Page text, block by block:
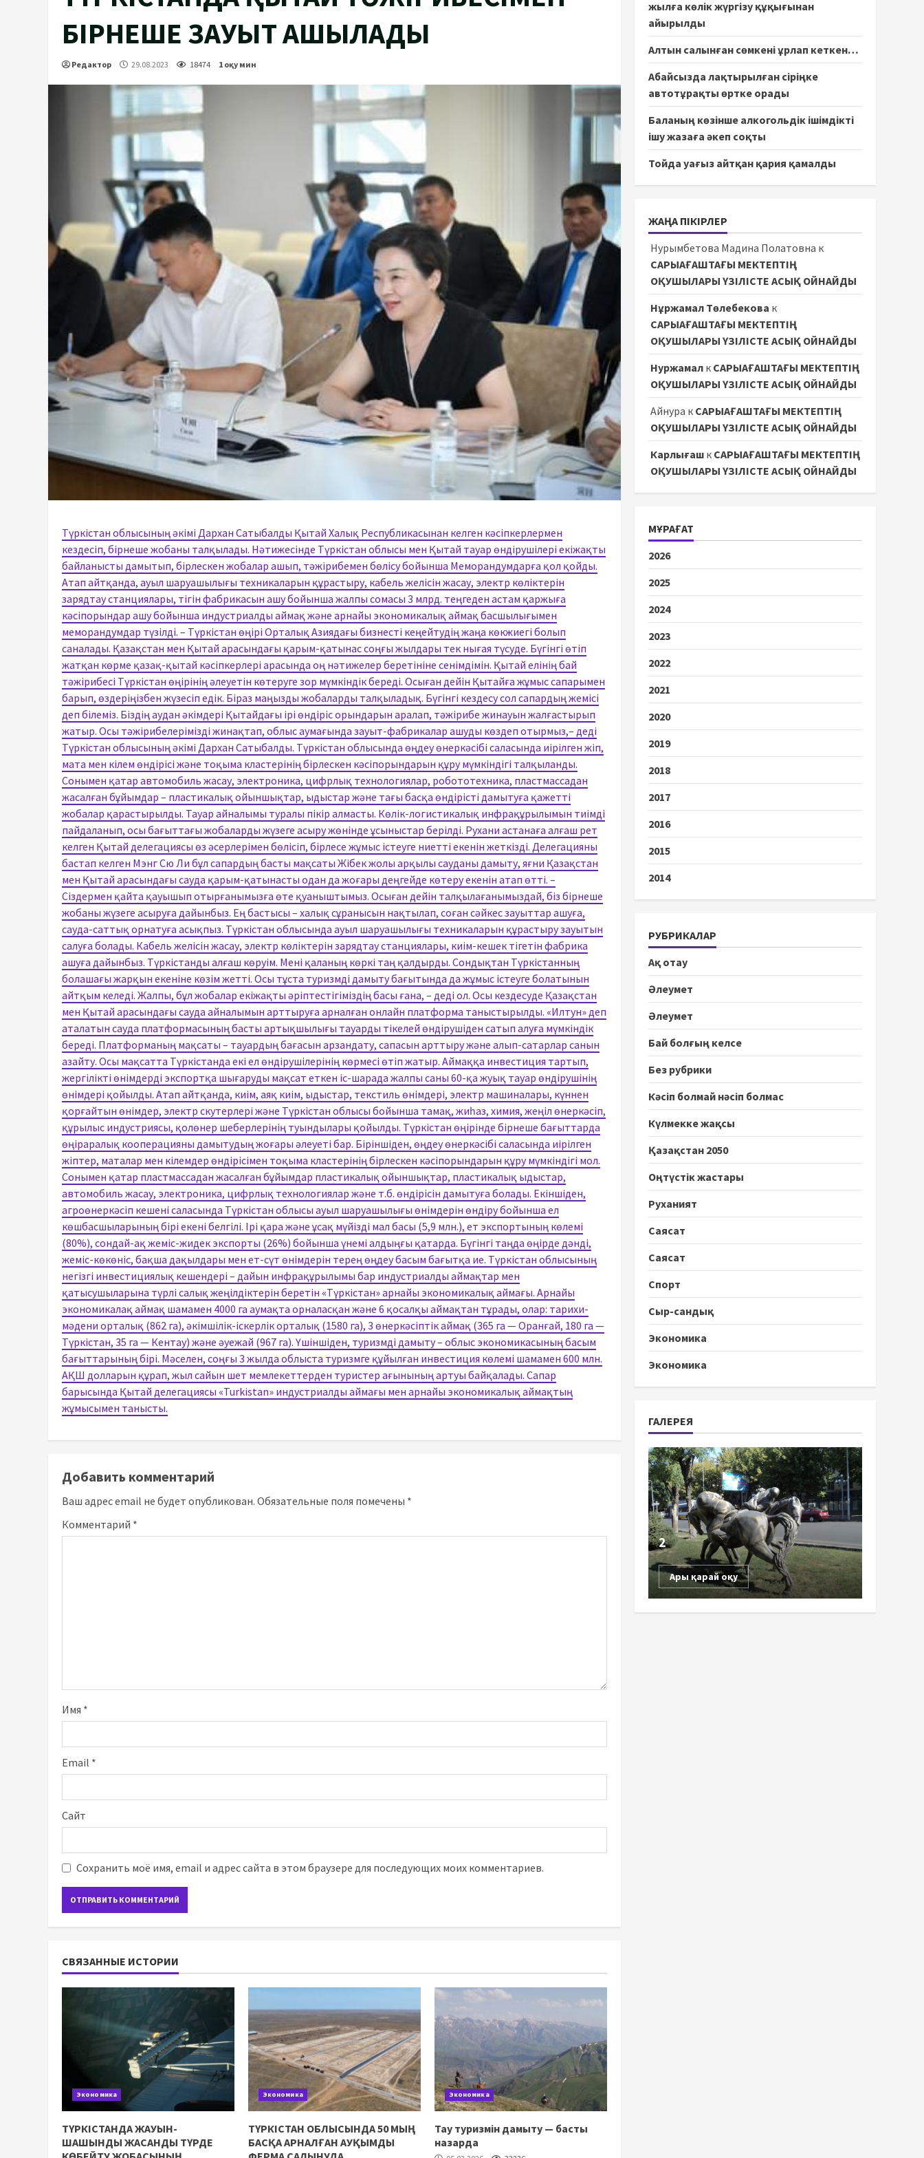
БІРНЕШЕ ЗАУЫТ АШЫЛАДЫ
Редактор 29.08.2023 18474 1 оқу мин
Түркістан облысының әкімі Дархан Сатыбалды Қытай Халық Республикасынан келген кәсіпкерлермен
кездесіп, бірнеше жобаны талқылады. Нәтижесінде Түркістан облысы мен Қытай тауар өндірушілері екіжақты
байланысты дамытып, бірлескен жобалар ашып, тәжірибемен бөлісу бойынша Меморандумдарға қол қойды.
Атап айтқанда, ауыл шаруашылығы техникаларын құрастыру, кабель желісін жасау, электр көліктерін
зарядтау станциялары, тігін фабрикасын ашу бойынша жалпы сомасы 3 млрд. теңгеден астам қаржыға
кәсіпорындар ашу бойынша индустриалды аймақ және арнайы экономикалық аймақ басшылығымен
меморандумдар түзілді. – Түркістан өңірі Орталық Азиядағы бизнесті кеңейтудің жаңа көкжиегі болып
саналады. Қазақстан мен Қытай арасындағы қарым-қатынас соңғы жылдары тек нығая түсуде. Бүгінгі өтіп
жатқан көрме қазақ-қытай кәсіпкерлері арасында оң нәтижелер беретініне сенімдімін. Қытай елінің бай
тәжірибесі Түркістан өңірінің әлеуетін көтеруге зор мүмкіндік береді. Осыған дейін Қытайға жұмыс сапарымен
барып, өздеріңізбен жүзесіп едік. Біраз маңызды жобаларды талқыладық. Бүгінгі кездесу сол сапардың жемісі
деп білеміз. Біздің аудан әкімдері Қытайдағы ірі өндіріс орындарын аралап, тәжірибе жинауын жалғастырып
жатыр. Осы тәжірибелерімізді жинақтап, облыс аумағында зауыт-фабрикалар ашуды көздеп отырмыз,– деді
Түркістан облысының әкімі Дархан Сатыбалды. Түркістан облысында өңдеу өнеркәсібі саласында иірілген жіп,
мата мен кілем өндірісі және тоқыма кластерінің бірлескен кәсіпорындарын құру мүмкіндігі талқыланды.
Сонымен қатар автомобиль жасау, электроника, цифрлық технологиялар, робототехника, пластмассадан
жасалған бұйымдар – пластикалық ойыншықтар, ыдыстар және тағы басқа өндірісті дамытуға қажетті
жобалар қарастырылды. Тауар айналымы туралы пікір алмасты. Көлік-логистикалық инфрақұрылымын тиімді
пайдаланып, осы бағыттағы жобаларды жүзеге асыру жөнінде ұсыныстар берілді. Рухани астанаға алғаш рет
келген Қытай делегациясы өз әсерлерімен бөлісіп, бірлесе жұмыс істеуге ниетті екенін жеткізді. Делегацияны
бастап келген Мэнг Сю Ли бұл сапардың басты мақсаты Жібек жолы арқылы сауданы дамыту, яғни Қазақстан
мен Қытай арасындағы сауда қарым-қатынасты одан да жоғары деңгейде көтеру екенін атап өтті. –
Сіздермен қайта қауышып отырғанымызға өте қуаныштымыз. Осыған дейін талқылағанымыздай, біз бірнеше
жобаны жүзеге асыруға дайынбыз. Ең бастысы – халық сұранысын нақтылап, соған сәйкес зауыттар ашуға,
сауда-саттық орнатуға асықпыз. Түркістан облысында ауыл шаруашылығы техникаларын құрастыру зауытын
салуға болады. Кабель желісін жасау, электр көліктерін зарядтау станциялары, киім-кешек тігетін фабрика
ашуға дайынбыз. Түркістанды алғаш көруім. Мені қаланың көркі таң қалдырды. Сондықтан Түркістанның
болашағы жарқын екеніне көзім жетті. Осы тұста туризмді дамыту бағытында да жұмыс істеуге болатынын
айтқым келеді. Жалпы, бұл жобалар екіжақты әріптестігіміздің басы ғана, – деді ол. Осы кездесуде Қазақстан
мен Қытай арасындағы сауда айналымын арттыруға арналған онлайн платформа таныстырылды. «Илтун» деп
аталатын сауда платформасының басты артықшылығы тауарды тікелей өндірушіден сатып алуға мүмкіндік
береді. Платформаның мақсаты – тауардың бағасын арзандату, сапасын арттыру және алып-сатарлар санын
азайту. Осы мақсатта Түркістанда екі ел өндірушілерінің көрмесі өтіп жатыр. Аймаққа инвестиция тартып,
жергілікті өнімдерді экспортқа шығаруды мақсат еткен іс-шарада жалпы саны 60-қа жуық тауар өндірушінің
өнімдері қойылды. Атап айтқанда, киім, аяқ киім, ыдыстар, текстиль өнімдері, электр машиналары, күннен
қорғайтын өнімдер, электр скутерлері және Түркістан облысы бойынша тамақ, жиһаз, химия, жеңіл өнеркәсіп,
құрылыс индустриясы, қолөнер шеберлерінің туындылары қойылды. Түркістан өңірінде бірнеше бағыттарда
өңіраралық кооперацияны дамытудың жоғары әлеуеті бар. Біріншіден, өңдеу өнеркәсібі саласында иірілген
жіптер, маталар мен кілемдер өндірісімен тоқыма кластерінің бірлескен кәсіпорындарын құру мүмкіндігі мол.
Сонымен қатар пластмассадан жасалған бұйымдар пластикалық ойыншықтар, пластикалық ыдыстар,
автомобиль жасау, электроника, цифрлық технологиялар және т.б. өндірісін дамытуға болады. Екіншіден,
агроөнеркәсіп кешені саласында Түркістан облысы ауыл шаруашылығы өнімдерін өндіру бойынша ел
көшбасшыларының бірі екені белгілі. Ірі қара және ұсақ мүйізді мал басы (5,9 млн.), ет экспортының көлемі
(80%), сондай-ақ жеміс-жидек экспорты (26%) бойынша үнемі алдыңғы қатарда. Бүгінгі таңда өңірде дәнді,
жеміс-көкөніс, бақша дақылдары мен ет-сүт өнімдерін терең өңдеу басым бағытқа ие. Түркістан облысының
негізгі инвестициялық кешендері – дайын инфрақұрылымы бар индустриалды аймақтар мен
қатысушыларына түрлі салық жеңілдіктерін беретін «Түркістан» арнайы экономикалық аймағы. Арнайы
экономикалақ аймақ шамамен 4000 га аумақта орналасқан және 6 қосалқы аймақтан тұрады, олар: тарихи-
мәдени орталық (862 га), әкімшілік-іскерлік орталық (1580 га), 3 өнеркәсіптік аймақ (365 га — Оранғай, 180 га —
Түркістан, 35 га — Кентау) және әуежай (967 га). Үшіншіден, туризмді дамыту – облыс экономикасының басым
бағыттарының бірі. Мәселен, соңғы 3 жылда облыста туризмге құйылған инвестиция көлемі шамамен 600 млн.
АҚШ долларын құрап, жыл сайын шет мемлекеттерден туристер ағынының артуы байқалады. Сапар
барысында Қытай делегациясы «Turkistan» индустриалды аймағы мен арнайы экономикалық аймақтың
жұмысымен танысты.
Добавить комментарий
Ваш адрес email не будет опубликован. Обязательные поля помечены *
Комментарий *
Имя *
Email *
Сайт
Сохранить моё имя, email и адрес сайта в этом браузере для последующих моих комментариев.
СВЯЗАННЫЕ ИСТОРИИ
Экономика
ТҮРКІСТАНДА ЖАУЫН-
ШАШЫНДЫ ЖАСАНДЫ ТҮРДЕ
Экономика
ТҮРКІСТАН ОБЛЫСЫНДА 50 МЫҢ
БАСҚА АРНАЛҒАН АУҚЫМДЫ
Экономика
Тау туризмін дамыту — басты
назарда
жылға көлік жүргізу құқығынан
айырылды
Алтын салынған сөмкені ұрлап кеткен…
Абайсызда лақтырылған сіріңке
автотұрақты өртке орады
Баланың көзінше алкогольдік ішімдікті
ішу жазаға әкеп соқты
Тойда уағыз айтқан қария қамалды
ЖАҢА ПІКІРЛЕР
Нурымбетова Мадина Полатовна к
САРЫАҒАШТАҒЫ МЕКТЕПТІҢ
ОҚУШЫЛАРЫ ҮЗІЛІСТЕ АСЫҚ ОЙНАЙДЫ
Нұржамал Төлебекова к
САРЫАҒАШТАҒЫ МЕКТЕПТІҢ
ОҚУШЫЛАРЫ ҮЗІЛІСТЕ АСЫҚ ОЙНАЙДЫ
Нуржамалк САРЫАҒАШТАҒЫ МЕКТЕПТІҢ
ОҚУШЫЛАРЫ ҮЗІЛІСТЕ АСЫҚ ОЙНАЙДЫ
Айнура к САРЫАҒАШТАҒЫ МЕКТЕПТІҢ
ОҚУШЫЛАРЫ ҮЗІЛІСТЕ АСЫҚ ОЙНАЙДЫ
Карлығашк САРЫАҒАШТАҒЫ МЕКТЕПТІҢ
ОҚУШЫЛАРЫ ҮЗІЛІСТЕ АСЫҚ ОЙНАЙДЫ
МҰРАҒАТ
2026
2025
2024
2023
2022
2021
2020
2019
2018
2017
2016
2015
2014
РУБРИКАЛАР
Ақ отау
Әлеумет
Әлеумет
Бай болғың келсе
Без рубрики
Кәсіп болмай нәсіп болмас
Күлмекке жақсы
Қазақстан 2050
Оңтүстік жастары
Руханият
Саясат
Саясат
Спорт
Сыр-сандық
Экономика
Экономика
ГАЛЕРЕЯ
2
Ары қарай оқу